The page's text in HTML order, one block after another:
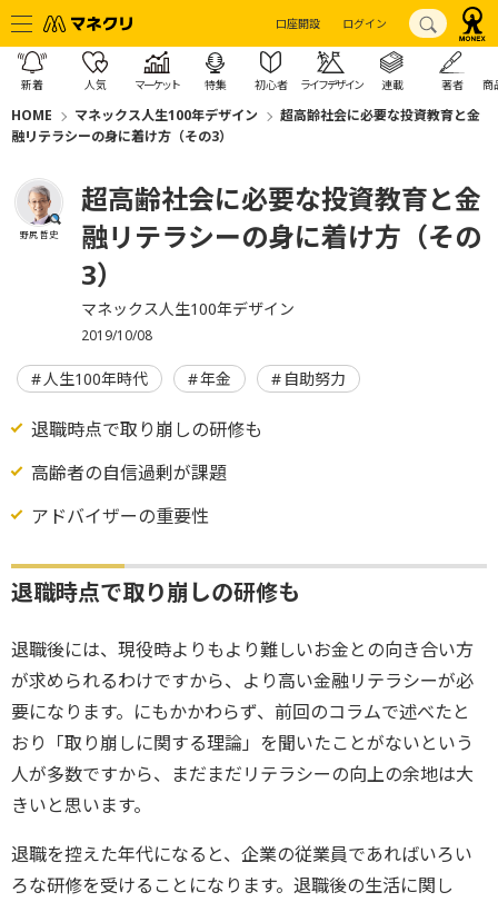
口座開設 ログイン
新着 人気 マーケット 特集 初心者 ライフデザイン 連載 著者 商
HOME マネックス人生100年デザイン
超高齢社会に必要な投資教育と金
融リテラシーの身に着け方（その3）
野尻 哲史
超高齢社会に必要な投資教育と金
融リテラシーの身に着け方（その
3）
マネックス人生100年デザイン
2019/10/08
人生100年時代 年金 自助努力
退職時点で取り崩しの研修も
高齢者の自信過剰が課題
アドバイザーの重要性
退職時点で取り崩しの研修も
退職後には、現役時よりもより難しいお金との向き合い方
が求められるわけですから、より高い金融リテラシーが必
要になります。にもかかわらず、前回のコラムで述べたと
おり「取り崩しに関する理論」を聞いたことがないという
人が多数ですから、まだまだリテラシーの向上の余地は大
きいと思います。
退職を控えた年代になると、企業の従業員であればいろい
ろな研修を受けることになります。退職後の生活に関し